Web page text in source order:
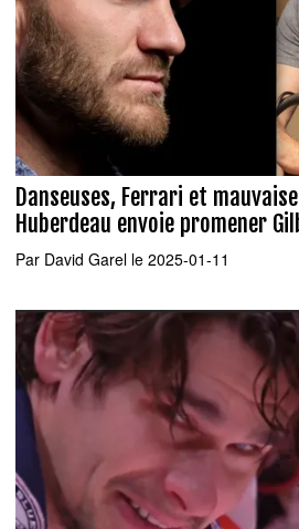
Danseuses, Ferrari et
Huberdeau envoie promener
Par David Garel le 2025-01-11